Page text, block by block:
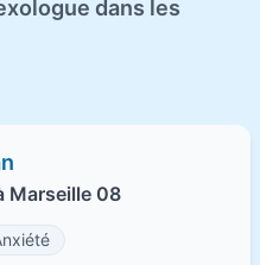
dans les
Marseille 08